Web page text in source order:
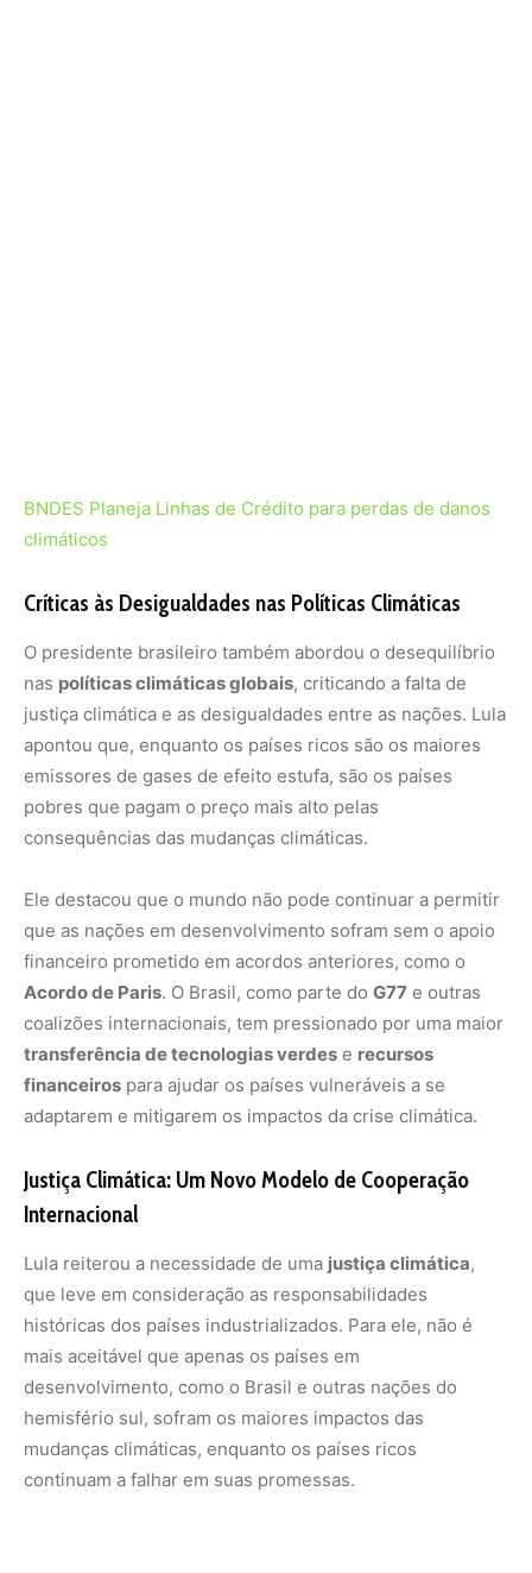
BNDES Planeja Linhas de Crédito para perdas de danos
climáticos
Críticas às Desigualdades nas Políticas Climáticas
O presidente brasileiro também abordou o desequilíbrio
nas políticas climáticas globais, criticando a falta de
justiça climática e as desigualdades entre as nações. Lula
apontou que, enquanto os países ricos são os maiores
emissores de gases de efeito estufa, são os países
pobres que pagam o preço mais alto pelas
consequências das mudanças climáticas.
Ele destacou que o mundo não pode continuar a permitir
que as nações em desenvolvimento sofram sem o apoio
financeiro prometido em acordos anteriores, como o
Acordo de Paris. O Brasil, como parte do G77 e outras
coalizões internacionais, tem pressionado por uma maior
transferência de tecnologias verdes e recursos
financeiros para ajudar os países vulneráveis a se
adaptarem e mitigarem os impactos da crise climática.
Justiça Climática: Um Novo Modelo de Cooperação
Internacional
Lula reiterou a necessidade de uma justiça climática,
que leve em consideração as responsabilidades
históricas dos países industrializados. Para ele, não é
mais aceitável que apenas os países em
desenvolvimento, como o Brasil e outras nações do
hemisfério sul, sofram os maiores impactos das
mudanças climáticas, enquanto os países ricos
continuam a falhar em suas promessas.